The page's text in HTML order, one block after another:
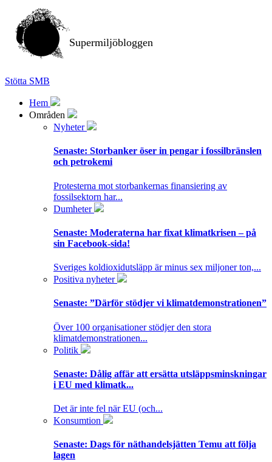
Supermiljöbloggen
Stötta SMB
Hem
Områden
Nyheter
Senaste: Storbanker öser in pengar i fossilbränslen
och petrokemi
Protesterna mot storbankernas finansiering av
fossilsektorn har...
Dumheter
Senaste: Moderaterna har fixat klimatkrisen – på
sin Facebook-sida!
Sveriges koldioxidutsläpp är minus sex miljoner ton,...
Positiva nyheter
Senaste: ”Därför stödjer vi klimatdemonstrationen”
Över 100 organisationer stödjer den stora
klimatdemonstrationen...
Politik
Senaste: Dålig affär att ersätta utsläppsminskningar
i EU med klimatk...
Det är inte fel när EU (och...
Konsumtion
Senaste: Dags för näthandelsjätten Temu att följa
lagen